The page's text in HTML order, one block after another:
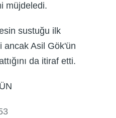
müjdeledi.
sustuğu ilk
ancak Asil Gök'ün
da itiraf etti.